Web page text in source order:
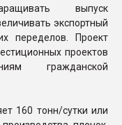
выпуск
экспортный
переделов. Проект
проектов
гражданской
160 тонн/сутки или